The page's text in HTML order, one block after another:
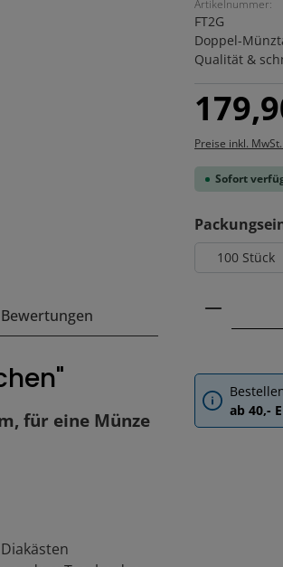
Artikelnummer:
FT2G
Doppel-
Qualität &
Regulärer
Preise inkl.
Sofort
100 Stück
ab 40,-
Bewertungen
für eine Münze